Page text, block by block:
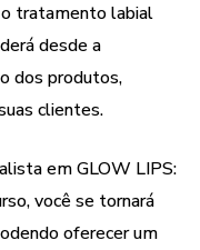
o tratamento labial
desde a
dos produtos,
clientes.
em GLOW LIPS:
você se tornará
oferecer um